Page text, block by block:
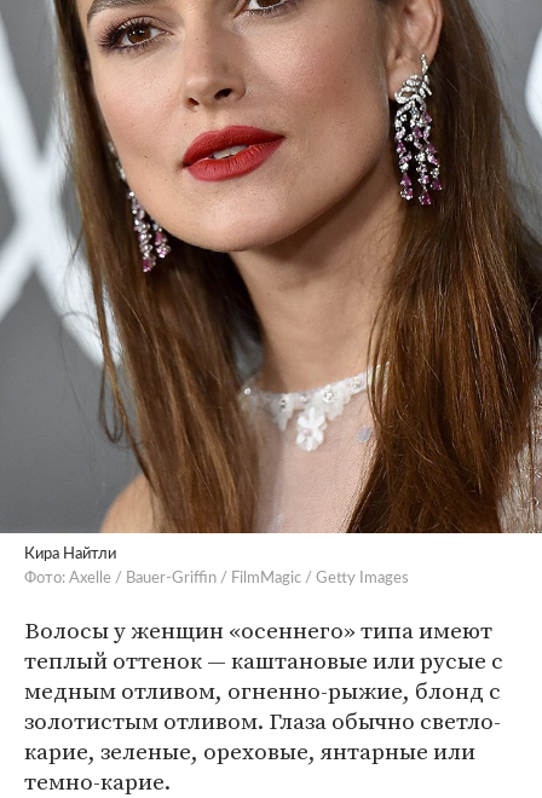
Кира Найтли
Фото: Axelle / Bauer-Griffin / FilmMagic / Getty Images
Волосы у женщин «осеннего» типа имеют
теплый оттенок — каштановые или русые с
медным отливом, огненно-рыжие, блонд с
золотистым отливом. Глаза обычно светло-
карие, зеленые, ореховые, янтарные или
темно-карие.